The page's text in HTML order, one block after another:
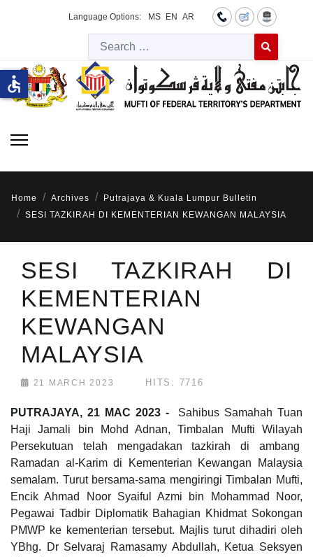
Language Options: MS EN AR
Type 2 or
Home Archives
Putrajaya & Kuala Lumpur Bulletin
SESI TAZKIRAH DI KEMENTERIAN KEWANGAN MALAYSIA
SESI TAZKIRAH DI
KEMENTERIAN
KEWANGAN
MALAYSIA
21 MARCH 2023 HITS: 7716
PUTRAJAYA, 21 MAC 2023 - Sahibus Samahah Tuan
Haji Jamali bin Mohd Adnan, Timbalan Mufti Wilayah
Persekutuan telah mengadakan tazkirah di ambang
Ramadan al-Karim di Kementerian Kewangan Malaysia
semalam. Turut bersama-sama mengiringi Timbalan Mufti,
Encik Ahmad Noor Syaiful Azmi bin Mohammad Noor,
Pegawai Tadbir Diplomatik Bahagian Khidmat Sokongan
PMWP ke kementerian tersebut. Majlis turut dihadiri oleh
YBhg. Dr Selvaraj Ramasamy Abdullah, Ketua Seksyen
accessible